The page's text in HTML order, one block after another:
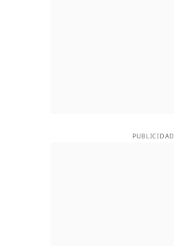
PUBLICIDAD